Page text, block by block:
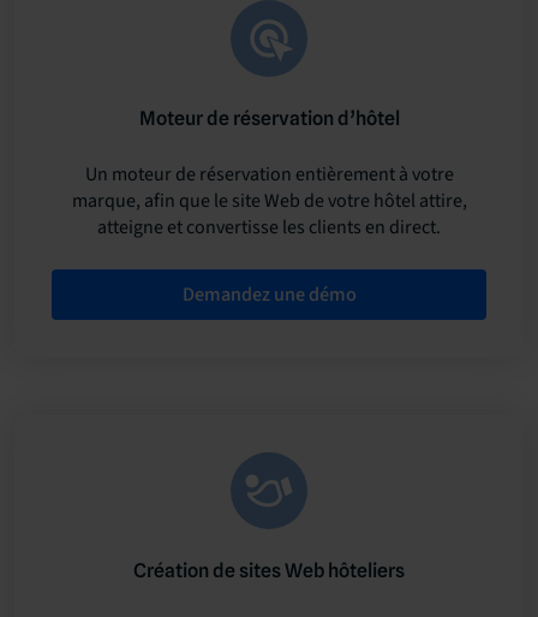
Moteur de réservation d’hôtel
Un moteur de réservation entièrement à votre
marque, afin que le site Web de votre hôtel attire,
atteigne et convertisse les clients en direct.
Demandez une démo
Création de sites Web hôteliers